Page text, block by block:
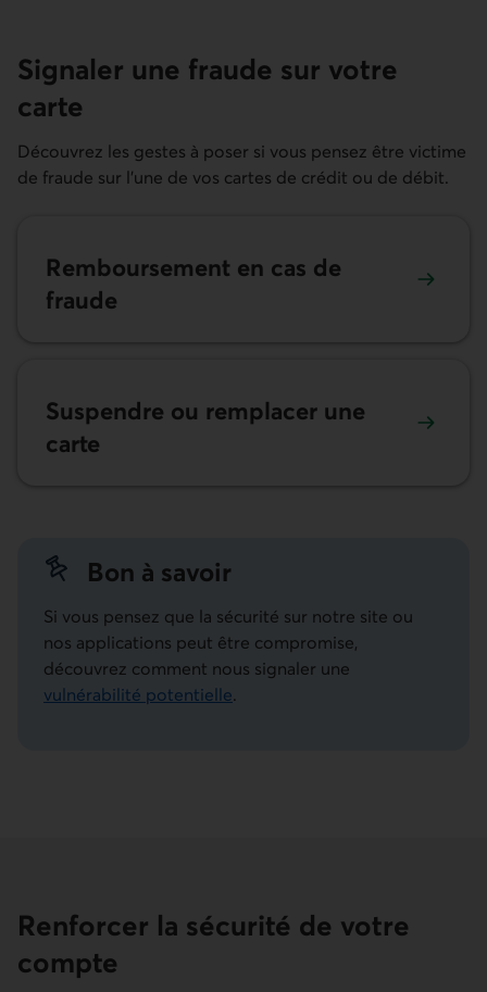
Signaler une fraude sur votre
carte
Découvrez les gestes à poser si vous pensez être victime
de fraude sur l’une de vos cartes de crédit ou de débit.
Remboursement en cas de
fraude
Suspendre ou remplacer une
carte
Bon à savoir
Si vous pensez que la sécurité sur notre site ou
nos applications peut être compromise,
découvrez comment nous signaler une
vulnérabilité potentielle.
Renforcer la sécurité de votre
compte